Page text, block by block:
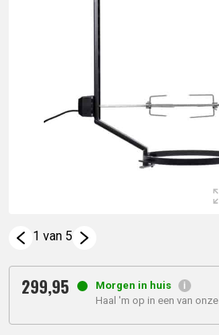
1 van 5
299,95
Morgen in huis
Haal 'm op in een van onze